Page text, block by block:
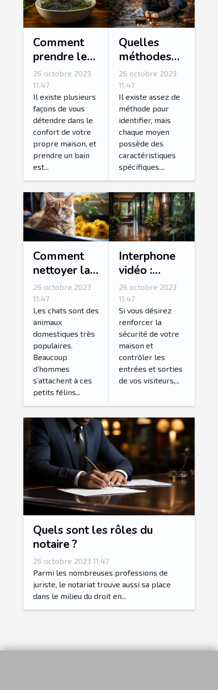
Comment
prendre le
bain le plus
relaxant de
votre vie ?
26 octobre 2023
11:47
Il existe plusieurs
façons de vous
détendre dans le
confort de votre
propre maison, et
prendre un bain
est...
Quelles
méthodes
pour
détecter une
fuite d’eau ?
26 octobre 2023
11:47
Il existe assez de
méthode pour
identifier, mais
chaque moyen
possède des
caractéristiques
spécifiques....
Comment
nettoyer la
litière de
son chat ?
26 octobre 2023
11:47
Les chats sont des
animaux
domestiques très
populaires.
Beaucoup
d’hommes
s’attachent à ces
petits félins...
Interphone
vidéo :
Comment
réussir son
choix ?
26 octobre 2023
11:47
Si vous désirez
renforcer la
sécurité de votre
maison et
contrôler les
entrées et sorties
de vos visiteurs,...
Quels sont les rôles du
notaire ?
26 octobre 2023 11:47
Parmi les nombreuses professions de
juriste, le notariat trouve aussi sa place
dans le milieu du droit en...